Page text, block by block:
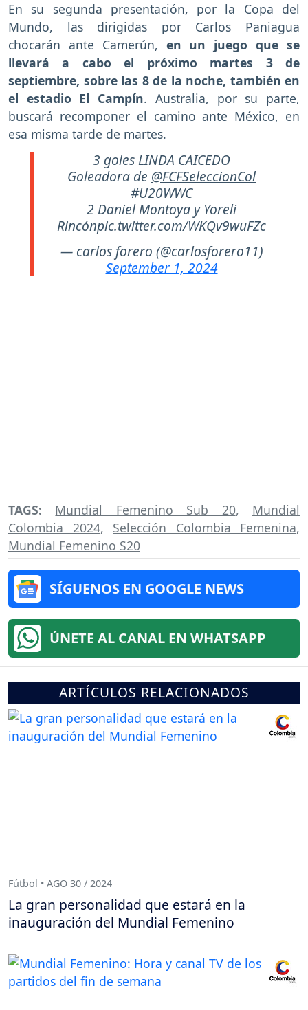
En su segunda presentación, por la Copa del
Mundo, las dirigidas por Carlos Paniagua
chocarán ante Camerún, en un juego que se
llevará a cabo el próximo martes 3 de
septiembre, sobre las 8 de la noche, también en
el estadio El Campín. Australia, por su parte,
buscará recomponer el camino ante México, en
esa misma tarde de martes.
3 goles LINDA CAICEDO
Goleadora de @FCFSeleccionCol
#U20WWC
2 Daniel Montoya y Yoreli
Rincónpic.twitter.com/WKQv9wuFZc
— carlos forero (@carlosforero11)
September 1, 2024
TAGS: Mundial Femenino Sub 20, Mundial
Colombia 2024, Selección Colombia Femenina,
Mundial Femenino S20
SÍGUENOS EN GOOGLE NEWS
ÚNETE AL CANAL EN WHATSAPP
ARTÍCULOS RELACIONADOS
Fútbol • AGO 30 / 2024
La gran personalidad que estará en la
inauguración del Mundial Femenino